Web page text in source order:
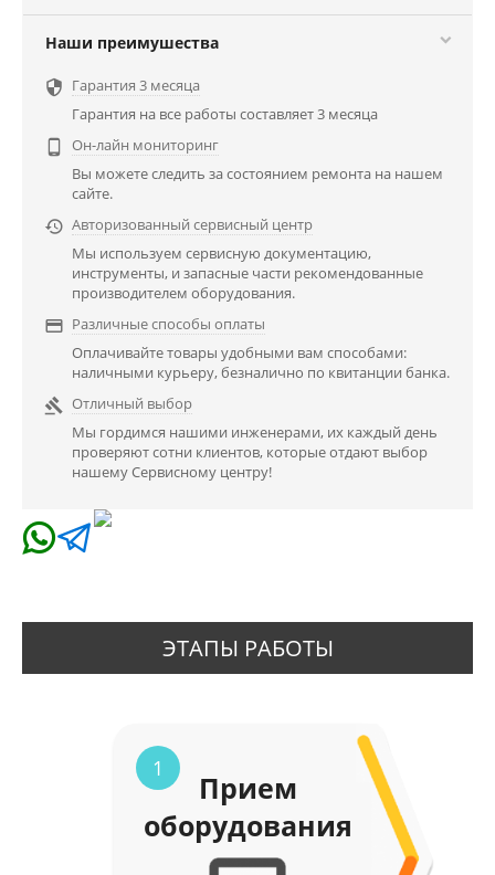
Наши преимушества
 Гарантия 3 месяца
Гарантия на все работы составляет 3 месяца

Он-лайн мониторинг
Вы можете следить за состоянием ремонта на нашем
сайте.
 Авторизованный сервисный центр
Мы используем сервисную документацию,
инструменты, и запасные части рекомендованные
производителем оборудования.
 Различные способы оплаты
Оплачивайте товары удобными вам способами:
наличными курьеру, безналично по квитанции банка.
 Отличный выбор
Мы гордимся нашими инженерами, их каждый день
проверяют сотни клиентов, которые отдают выбор
нашему Сервисному центру!
ЭТАПЫ РАБОТЫ
1
Прием
оборудования